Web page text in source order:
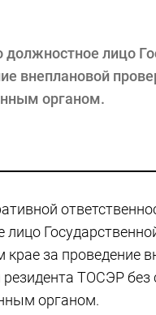
лицо
внеплановой
органом.
лицо
крае за проведение
ТОСЭР без
органом.